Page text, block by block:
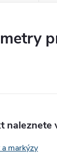
naleznete
a markýzy